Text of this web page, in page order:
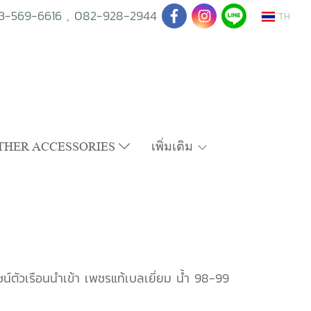
569-6616 , 082-928-2944 TH
ACCESSORIES เพิ่มเติม
วเรือนนำเข้า เพชรแท้เบลเยี่ยม น้ำ 98-99